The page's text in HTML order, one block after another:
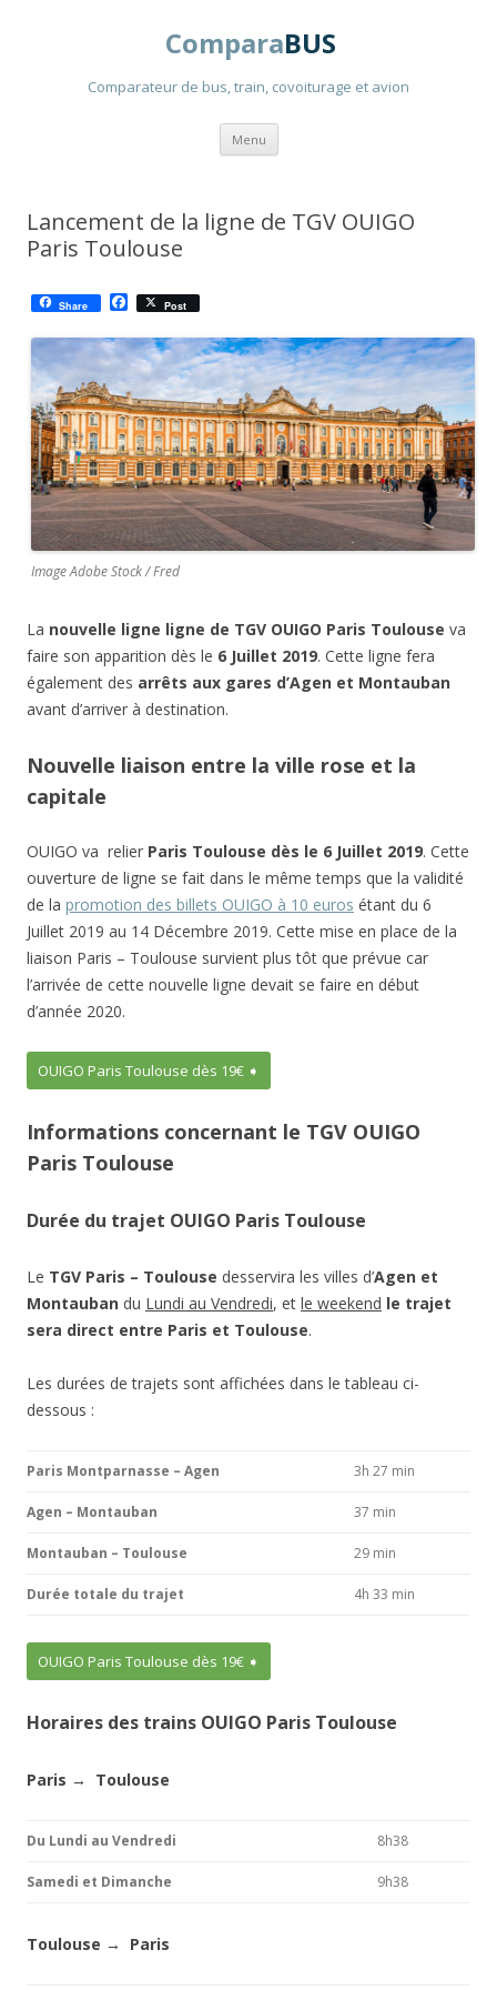
ComparaBUS
Comparateur de bus, train, covoiturage et avion
Menu Aller
contenu
Lancement de la ligne de TGV OUIGO
Paris Toulouse
Share
a
c
e
b
o
o
k
Post
Image Adobe Stock / Fred
La nouvelle ligne ligne de TGV OUIGO Paris Toulouse va
faire son apparition dès le 6 Juillet 2019. Cette ligne fera
également des arrêts aux gares d’Agen et Montauban
avant d’arriver à destination.
Nouvelle liaison entre la ville rose et la
capitale
OUIGO va relier Paris Toulouse dès le 6 Juillet 2019. Cette
ouverture de ligne se fait dans le même temps que la validité
de la promotion des billets OUIGO à 10 euros étant du 6
Juillet 2019 au 14 Décembre 2019. Cette mise en place de la
liaison Paris – Toulouse survient plus tôt que prévue car
l’arrivée de cette nouvelle ligne devait se faire en début
d’année 2020.
OUIGO Paris Toulouse dès 19€ ➧
Informations concernant le TGV OUIGO
Paris Toulouse
Durée du trajet OUIGO Paris Toulouse
Le TGV Paris – Toulouse desservira les villes d’Agen et
Montauban du Lundi au Vendredi, et le weekend le trajet
sera direct entre Paris et Toulouse.
Les durées de trajets sont affichées dans le tableau ci-
dessous :
Paris Montparnasse – Agen 3h 27 min
Agen – Montauban 37 min
Montauban – Toulouse 29 min
Durée totale du trajet 4h 33 min
OUIGO Paris Toulouse dès 19€ ➧
Horaires des trains OUIGO Paris Toulouse
Paris → Toulouse
Du Lundi au Vendredi 8h38
Samedi et Dimanche 9h38
Toulouse → Paris